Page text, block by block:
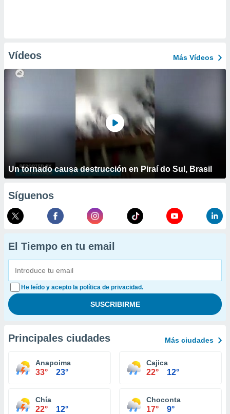
Vídeos Más Vídeos
Un tornado causa destrucción en Piraí do Sul, Brasil
Síguenos
El Tiempo en tu email
He leído y acepto la política de privacidad.
Principales ciudades Más ciudades
Anapoima
33° 23°
Cajica
22° 12°
Chía
22° 12°
Choconta
17° 9°